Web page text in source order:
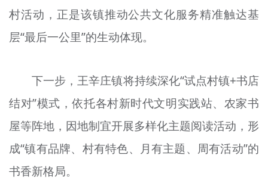
村活动，正是该镇推动公共文化服务精准触达基
层“最后一公里”的生动体现。
下一步，王辛庄镇将持续深化“试点村镇+书店
结对”模式，依托各村新时代文明实践站、农家书
屋等阵地，因地制宜开展多样化主题阅读活动，形
成“镇有品牌、村有特色、月有主题、周有活动”的
书香新格局。